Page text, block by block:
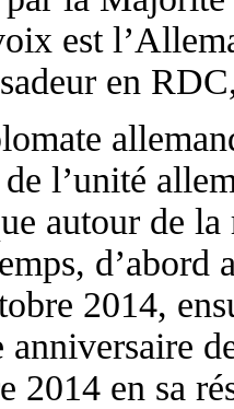
est
en
l’unité
autour de
d’abord
2014,
anniversaire
2014 en sa